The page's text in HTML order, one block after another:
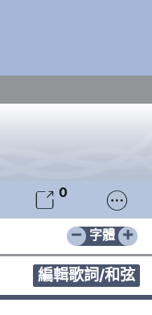
 0 
− +
字體
編輯歌詞/和弦